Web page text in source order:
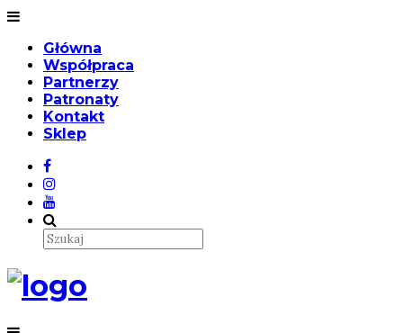
Główna
Współpraca
Partnerzy
Patronaty
Kontakt
Sklep